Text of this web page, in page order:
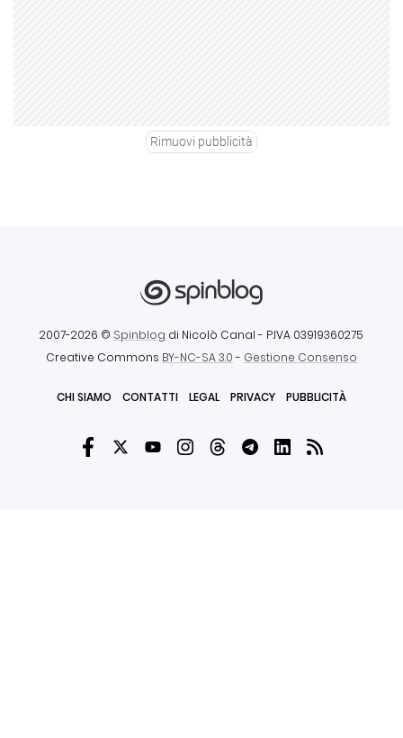
Rimuovi pubblicità
2007-2026 © Spinblog di Nicolò Canal - P.IVA 03919360275
Creative Commons BY-NC-SA 3.0- Gestione Consenso
CHI SIAMO CONTATTI LEGAL PRIVACY PUBBLICITÀ